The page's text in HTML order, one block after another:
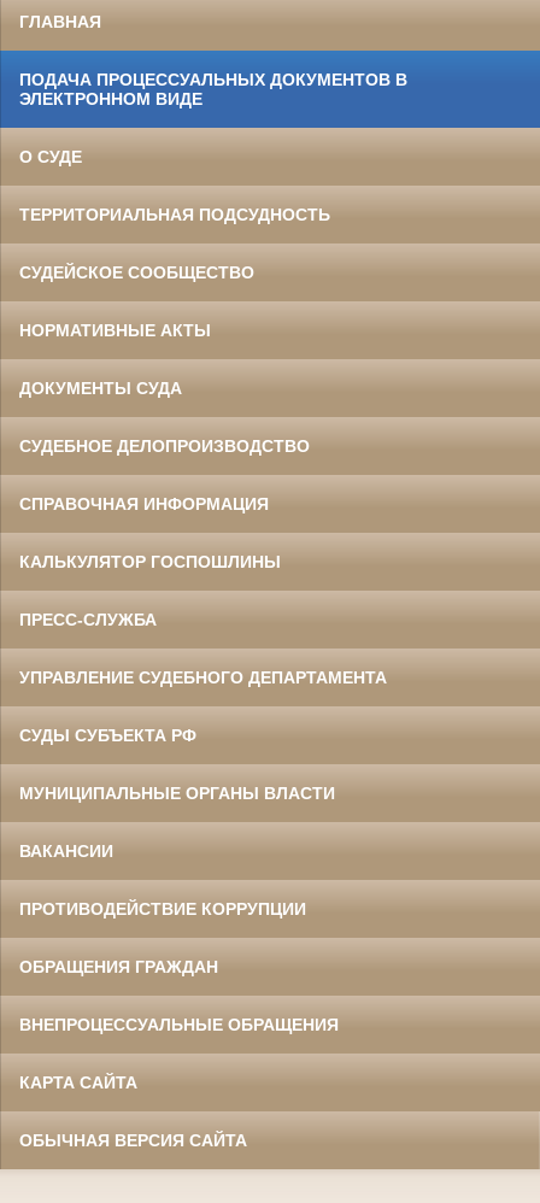
ГЛАВНАЯ
ПОДАЧА ПРОЦЕССУАЛЬНЫХ ДОКУМЕНТОВ В
ЭЛЕКТРОННОМ ВИДЕ
О СУДЕ
ТЕРРИТОРИАЛЬНАЯ ПОДСУДНОСТЬ
СУДЕЙСКОЕ СООБЩЕСТВО
НОРМАТИВНЫЕ АКТЫ
ДОКУМЕНТЫ СУДА
СУДЕБНОЕ ДЕЛОПРОИЗВОДСТВО
СПРАВОЧНАЯ ИНФОРМАЦИЯ
КАЛЬКУЛЯТОР ГОСПОШЛИНЫ
ПРЕСС-СЛУЖБА
УПРАВЛЕНИЕ СУДЕБНОГО ДЕПАРТАМЕНТА
СУДЫ СУБЪЕКТА РФ
МУНИЦИПАЛЬНЫЕ ОРГАНЫ ВЛАСТИ
ВАКАНСИИ
ПРОТИВОДЕЙСТВИЕ КОРРУПЦИИ
ОБРАЩЕНИЯ ГРАЖДАН
ВНЕПРОЦЕССУАЛЬНЫЕ ОБРАЩЕНИЯ
КАРТА САЙТА
ОБЫЧНАЯ ВЕРСИЯ САЙТА